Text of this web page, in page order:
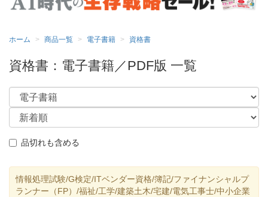
ホーム 商品一覧 電子書籍 資格書
資格書：電子書籍／PDF版 一覧
品切れも含める
情報処理試験/G検定/ITベンダー資格/簿記/ファイナンシャルプ
ランナー（FP）/福祉/工学/建築土木/宅建/電気工事士/中小企業